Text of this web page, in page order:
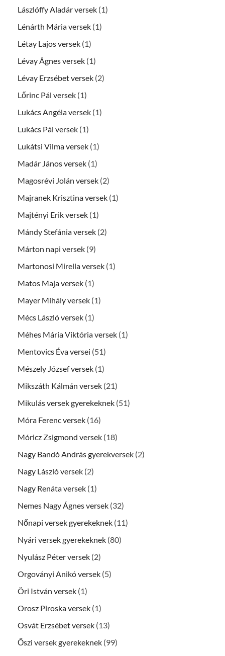
Lászlóffy Aladár versek (1)
Lénárth Mária versek (1)
Létay Lajos versek (1)
Lévay Ágnes versek (1)
Lévay Erzsébet versek (2)
Lőrinc Pál versek (1)
Lukács Angéla versek (1)
Lukács Pál versek (1)
Lukátsi Vilma versek (1)
Madár János versek (1)
Magosrévi Jolán versek (2)
Majranek Krisztina versek (1)
Majtényi Erik versek (1)
Mándy Stefánia versek (2)
Márton napi versek (9)
Martonosi Mirella versek (1)
Matos Maja versek (1)
Mayer Mihály versek (1)
Mécs László versek (1)
Méhes Mária Viktória versek (1)
Mentovics Éva versei (51)
Mészely József versek (1)
Mikszáth Kálmán versek (21)
Mikulás versek gyerekeknek (51)
Móra Ferenc versek (16)
Móricz Zsigmond versek (18)
Nagy Bandó András gyerekversek (2)
Nagy László versek (2)
Nagy Renáta versek (1)
Nemes Nagy Ágnes versek (32)
Nőnapi versek gyerekeknek (11)
Nyári versek gyerekeknek (80)
Nyulász Péter versek (2)
Orgoványi Anikó versek (5)
Öri István versek (1)
Orosz Piroska versek (1)
Osvát Erzsébet versek (13)
Őszi versek gyerekeknek (99)